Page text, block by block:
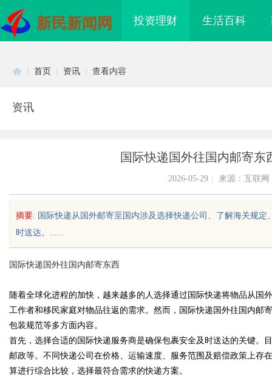
新民新闻网 投资理财 生活百科
uz
首页 资讯 查看内容
资讯
国际快递国外往国内邮寄
2026-05-29 来源：互联网
摘要: 国际快递从国外邮寄至国内涉及选择快递公司、了解海关规
时送达。......
国际快递国外往国内邮寄东西
随着全球化进程的加快，越来越多的人选择通过国际快递将物品从国
工作者和移民家庭对物品往返的需求。然而，国际快递国外往国内邮
包装规范等多方面内容。
首先，选择合适的国际快递服务商是确保包裹安全及时送达的关键。
邮政等。不同快递公司在价格、运输速度、服务范围及赔偿政策上存
算进行综合比较，选择最符合需求的快递方案。
的权益保驾 武汉配眼镜 上海配眼镜